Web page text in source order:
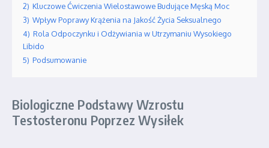
2) Kluczowe Ćwiczenia Wielostawowe Budujące Męską Moc
3) Wpływ Poprawy Krążenia na Jakość Życia Seksualnego
4) Rola Odpoczynku i Odżywiania w Utrzymaniu Wysokiego
Libido
5) Podsumowanie
Biologiczne Podstawy Wzrostu
Testosteronu Poprzez Wysiłek